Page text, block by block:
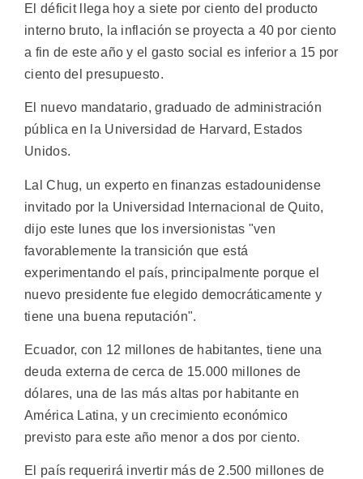
El déficit llega hoy a siete por ciento del producto
interno bruto, la inflación se proyecta a 40 por ciento
a fin de este año y el gasto social es inferior a 15 por
ciento del presupuesto.
El nuevo mandatario, graduado de administración
pública en la Universidad de Harvard, Estados
Unidos.
Lal Chug, un experto en finanzas estadounidense
invitado por la Universidad Internacional de Quito,
dijo este lunes que los inversionistas "ven
favorablemente la transición que está
experimentando el país, principalmente porque el
nuevo presidente fue elegido democráticamente y
tiene una buena reputación".
Ecuador, con 12 millones de habitantes, tiene una
deuda externa de cerca de 15.000 millones de
dólares, una de las más altas por habitante en
América Latina, y un crecimiento económico
previsto para este año menor a dos por ciento.
El país requerirá invertir más de 2.500 millones de